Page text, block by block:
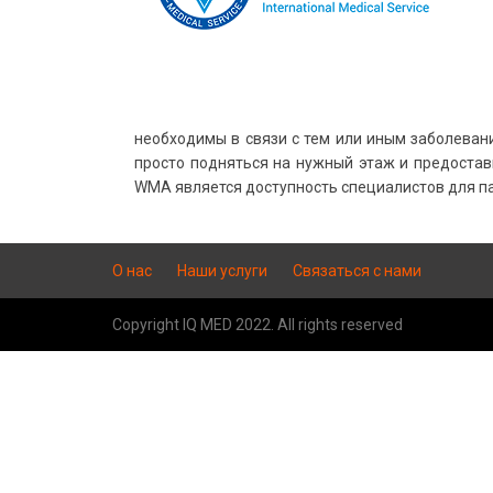
необходимы в связи с тем или иным
просто подняться на нужный этаж и
WMA является доступность специалистов для
О нас Наши услуги Связаться с нами
Copyright IQ MED 2022. All rights reserved